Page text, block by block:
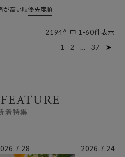
が高い順優先度順
2194件中 1 -60件表示
1 2 … 37
着特集
2026.7.24